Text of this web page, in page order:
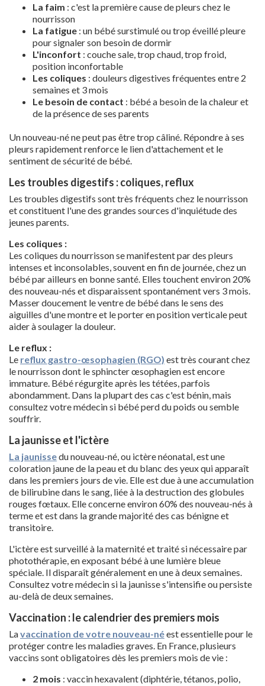
La faim : c'est la première cause de pleurs chez le
nourrisson
La fatigue : un bébé surstimulé ou trop éveillé pleure
pour signaler son besoin de dormir
L'inconfort : couche sale, trop chaud, trop froid,
position inconfortable
Les coliques : douleurs digestives fréquentes entre 2
semaines et 3 mois
Le besoin de contact : bébé a besoin de la chaleur et
de la présence de ses parents
Un nouveau-né ne peut pas être trop câliné. Répondre à ses
pleurs rapidement renforce le lien d'attachement et le
sentiment de sécurité de bébé.
Les troubles digestifs : coliques, reflux
Les troubles digestifs sont très fréquents chez le nourrisson
et constituent l'une des grandes sources d'inquiétude des
jeunes parents.
Les coliques :
Les coliques du nourrisson se manifestent par des pleurs
intenses et inconsolables, souvent en fin de journée, chez un
bébé par ailleurs en bonne santé. Elles touchent environ 20%
des nouveau-nés et disparaissent spontanément vers 3 mois.
Masser doucement le ventre de bébé dans le sens des
aiguilles d'une montre et le porter en position verticale peut
aider à soulager la douleur.
Le reflux :
Le reflux gastro-œsophagien (RGO) est très courant chez
le nourrisson dont le sphincter œsophagien est encore
immature. Bébé régurgite après les tétées, parfois
abondamment. Dans la plupart des cas c'est bénin, mais
consultez votre médecin si bébé perd du poids ou semble
souffrir.
La jaunisse et l'ictère
La jaunissedu nouveau-né, ou ictère néonatal, est une
coloration jaune de la peau et du blanc des yeux qui apparaît
dans les premiers jours de vie. Elle est due à une accumulation
de bilirubine dans le sang, liée à la destruction des globules
rouges fœtaux. Elle concerne environ 60% des nouveau-nés à
terme et est dans la grande majorité des cas bénigne et
transitoire.
L'ictère est surveillé à la maternité et traité si nécessaire par
photothérapie, en exposant bébé à une lumière bleue
spéciale. Il disparaît généralement en une à deux semaines.
Consultez votre médecin si la jaunisse s'intensifie ou persiste
au-delà de deux semaines.
Vaccination : le calendrier des premiers mois
Lavaccination de votre nouveau-néest essentielle pour le
protéger contre les maladies graves. En France, plusieurs
vaccins sont obligatoires dès les premiers mois de vie :
2 mois : vaccin hexavalent (diphtérie, tétanos, polio,